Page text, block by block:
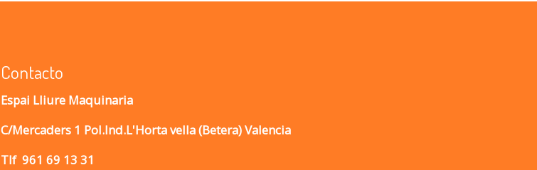
Contacto
Espai Lliure Maquinaria
C/Mercaders 1 Pol.Ind.L'Horta vella (Betera) Valencia
Tlf 961 69 13 31